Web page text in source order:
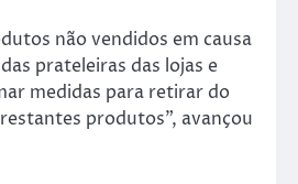
não vendidos em causa
prateleiras das lojas e
medidas para retirar do
produtos”, avançou